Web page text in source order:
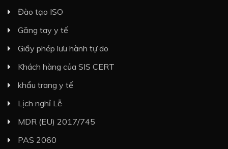
Đào tạo ISO
Găng tay y tế
Giấy phép lưu hành tự do
Khách hàng của SIS CERT
khẩu trang y tế
Lịch nghỉ Lễ
MDR (EU) 2017/745
PAS 2060